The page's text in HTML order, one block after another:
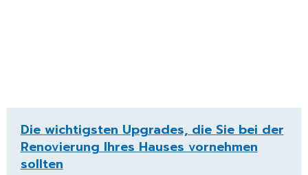
Die wichtigsten Upgrades, die Sie bei der
Renovierung Ihres Hauses vornehmen
sollten